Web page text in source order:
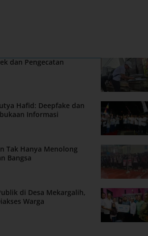
dan Pengecatan
Hafid: Deepfake dan
Informasi
Tak Hanya Menolong
Bangsa
di Desa Mekargalih,
Warga